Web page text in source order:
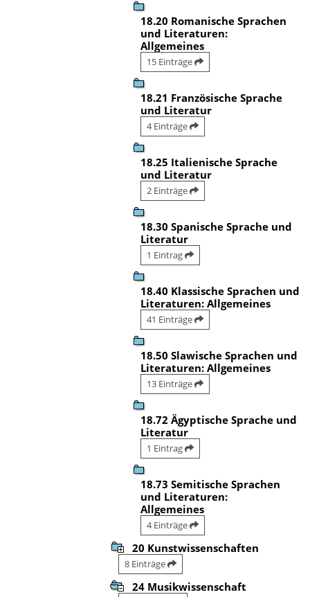
18.20 Romanische Sprachen
und Literaturen:
Allgemeines
15 Einträge
18.21 Französische Sprache
und Literatur
4 Einträge
18.25 Italienische Sprache
und Literatur
2 Einträge
18.30 Spanische Sprache und
Literatur
1 Eintrag
18.40 Klassische Sprachen und
Literaturen: Allgemeines
41 Einträge
18.50 Slawische Sprachen und
Literaturen: Allgemeines
13 Einträge
18.72 Ägyptische Sprache und
Literatur
1 Eintrag
18.73 Semitische Sprachen
und Literaturen:
Allgemeines
4 Einträge
20 Kunstwissenschaften
8 Einträge
24 Musikwissenschaft